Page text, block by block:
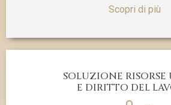
Scopri di più
SOLUZIONE RISORSE
E DIRITTO DEL